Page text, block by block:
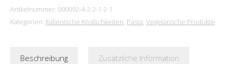
Artikelnummer: 000092-4-2-2-1-2-1
Kategorien: Italienische Köstlichkeiten, Pasta, Vegetarische Produkte
Beschreibung Zusätzliche Information